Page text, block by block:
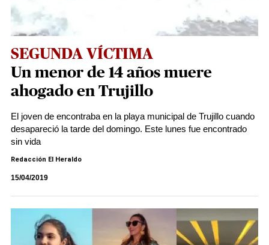
SEGUNDA VÍCTIMA
Un menor de 14 años muere
ahogado en Trujillo
El joven de encontraba en la playa municipal de Trujillo cuando
desapareció la tarde del domingo. Este lunes fue encontrado
sin vida
Redacción El Heraldo
15/04/2019